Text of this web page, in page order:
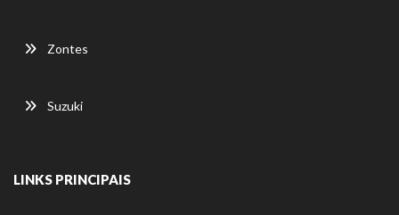
Zontes
Suzuki
LINKS PRINCIPAIS